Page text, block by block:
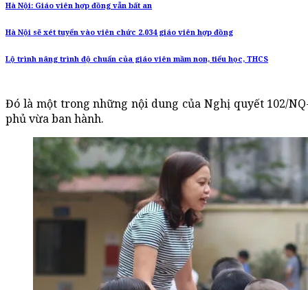
Hà Nội: Giáo viên hợp đồng vẫn bất an
Hà Nội sẽ xét tuyển vào viên chức 2.034 giáo viên hợp đồng
Lộ trình nâng trình độ chuẩn của giáo viên mầm non, tiểu học, THCS
Đó là một trong những nội dung của Nghị quyết 102/
phủ vừa ban hành.